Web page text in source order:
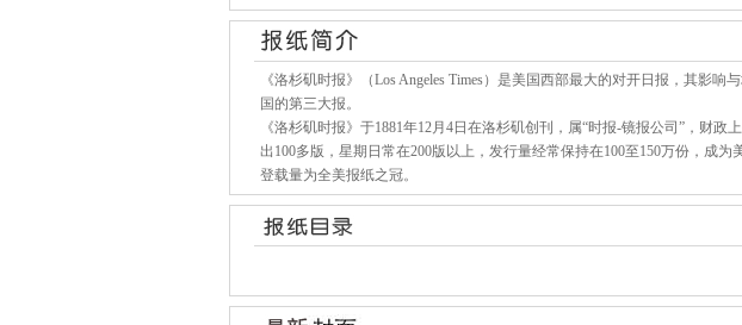
《洛杉矶时报》（Los Angeles Times）是美国西部最大的对开日报，其影
国的第三大报。
《洛杉矶时报》于1881年12月4日在洛杉矶创刊，属“时报-镜报公司”，财
出100多版，星期日常在200版以上，发行量经常保持在100至150万份，成
登载量为全美报纸之冠。